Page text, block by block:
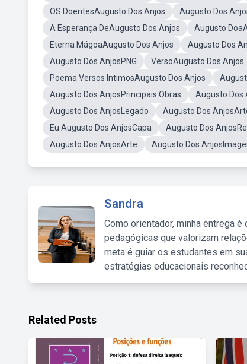
OS DoentesAugusto Dos Anjos
Augusto Dos
A Esperança DeAugusto Dos Anjos
Augusto
Eterna MágoaAugusto Dos Anjos
Augusto Dos
Augusto Dos AnjosPNG
VersoAugusto Dos Anjos
Poema Versos IntimosAugusto Dos Anjos
Augusto Dos AnjosPrincipais Obras
Augusto Dos
Augusto Dos AnjosLegado
Augusto Dos
Eu Augusto Dos AnjosCapa
Augusto Dos
Augusto Dos AnjosArte
Augusto Dos
Sandra
Como orientador, minha entrega
pedagógicas que valorizam
meta é guiar os estudantes em
estratégias educacionais
Related Posts